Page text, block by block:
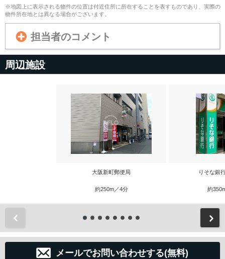
※地図上に表示される物件の位置は付近住所に所在することを表すものであり、実際の
物件所在地とは異なる場合がございます。
担当者のコメント
周辺施設
大阪新町郵便局
約250m／4分
りそな銀
約
メールでお問い合わせする(無料)